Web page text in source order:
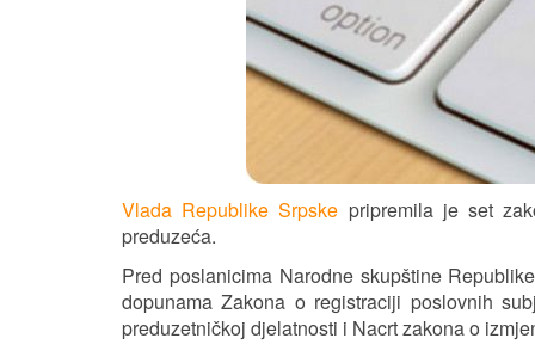
Vlada Republike Srpske pripremila je set
preduzeća.
Pred poslanicima Narodne skupštine
dopunama Zakona o registraciji poslovnih
preduzetničkoj djelatnosti i Nacrt zakona o